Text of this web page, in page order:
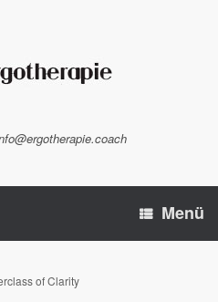
Menü
of Clarity